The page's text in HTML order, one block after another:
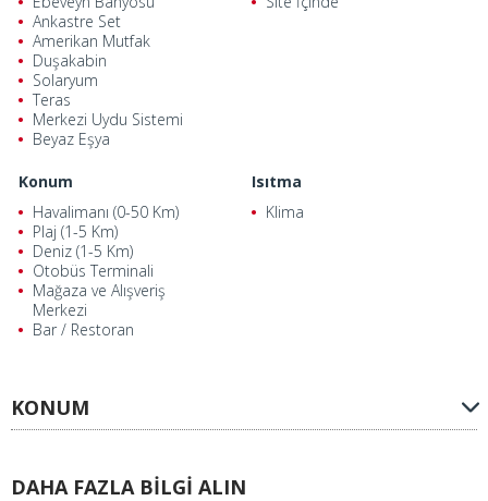
Ankastre Set
Amerikan Mutfak
Duşakabin
Solaryum
Teras
Merkezi Uydu Sistemi
Beyaz Eşya
Konum
Havalimanı (0-50 Km)
Plaj (1-5 Km)
Deniz (1-5 Km)
Otobüs Terminali
Mağaza ve Alışveriş
Merkezi
Bar / Restoran
Isıtma
Klima
KONUM
DAHA FAZLA BİLGİ ALIN